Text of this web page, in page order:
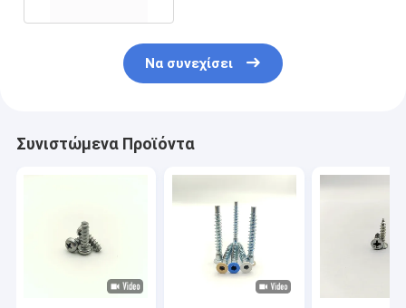
Να συνεχίσει
Συνιστώμενα Προϊόντα